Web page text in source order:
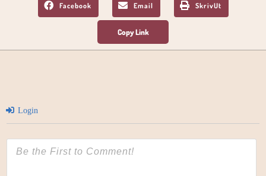
Facebook Email SkrivUt
Login